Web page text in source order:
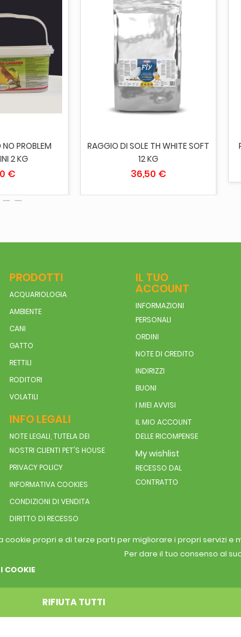
PROBLEM
2 KG
€
ESAURITO
RAGGIO DI SOLE TH WHITE SOFT
12 KG
36,50 €
PRODOTTI
ACQUARIOLOGIA
AMBIENTE
CANI
GATTO
RETTILI
RODITORI
VOLATILI
INFO LEGALI
NOTE LEGALI, TUTELA DEI
NOSTRI CLIENTI PET'S HOUSE
PRIVACY POLICY
INFORMATIVA COOKIES
CONDIZIONI DI VENDITA
DIRITTO DI RECESSO
IL TUO
ACCOUNT
INFORMAZIONI
PERSONALI
ORDINI
NOTE DI CREDITO
INDIRIZZI
BUONI
I MIEI AVVISI
IL MIO ACCOUNT
DELLE RICOMPENSE
My wishlist
RECESSO DAL
CONTRATTO
cookie propri e di terze parti per migliorare i propri servizi
Per dare il tuo consenso al
COOKIE
RIFIUTA TUTTI